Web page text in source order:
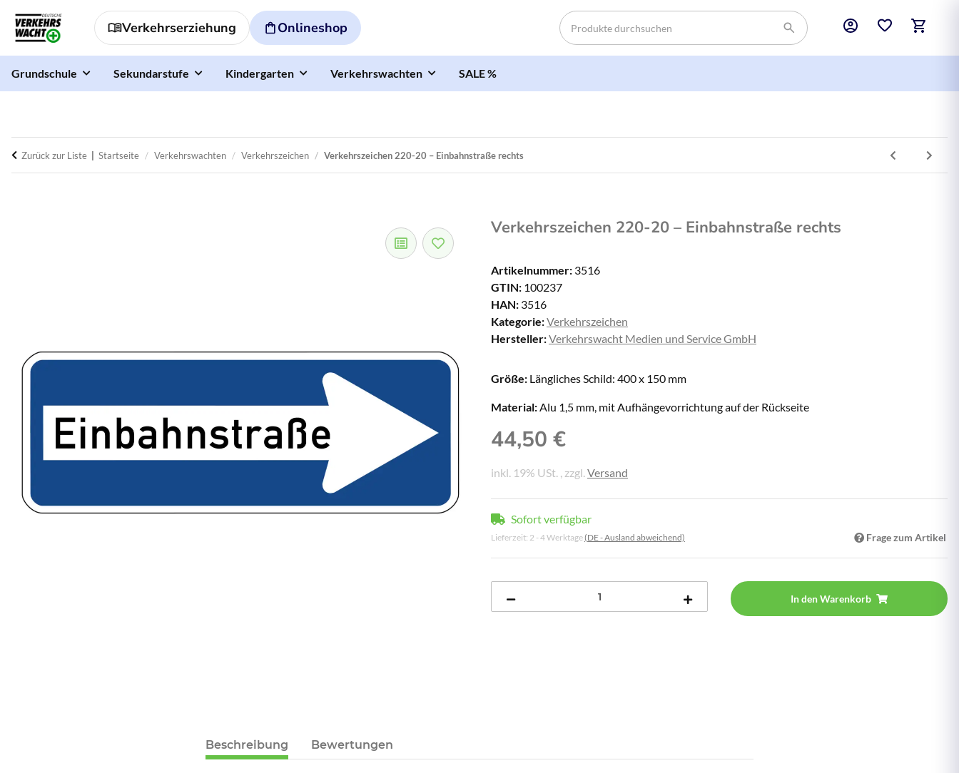
Verkehrserziehung Onlineshop
Grundschule Sekundarstufe Kindergarten Verkehrswachten SALE %
Zurück zur Liste Startseite Verkehrswachten Verkehrszeichen Verkehrszeichen 220-20 – Einbahnstraße rechts
Verkehrszeichen 220-20 – Einbahnstraße rechts
Artikelnummer: 3516
GTIN: 100237
HAN: 3516
Kategorie:Verkehrszeichen
Hersteller:Verkehrswacht Medien und Service GmbH
Größe: Längliches Schild: 400 x 150 mm
Material:Alu 1,5 mm, mit Aufhängevorrichtung auf der Rückseite
44,50 €
inkl. 19% USt. , zzgl.Versand
Sofort verfügbar
Lieferzeit: 2 - 4 Werktage(DE - Ausland abweichend) Frage zum Artikel
In den Warenkorb
Beschreibung Bewertungen